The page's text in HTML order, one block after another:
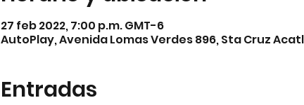
27 feb 2022, 7:00 p.m. GMT-6
AutoPlay, Avenida Lomas Verdes 896, Sta Cruz
Entradas